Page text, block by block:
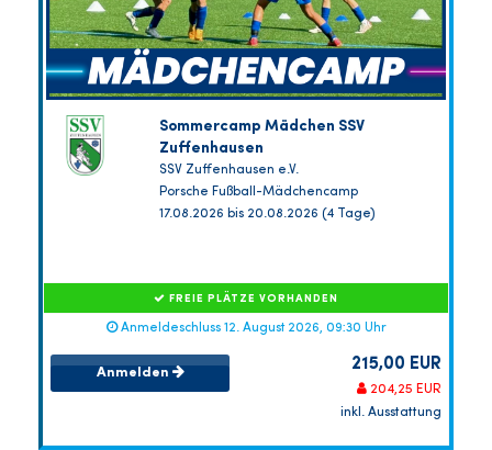
Sommercamp Mädchen SSV
Zuffenhausen
SSV Zuffenhausen e.V.
Porsche Fußball-Mädchencamp
17.08.2026 bis 20.08.2026 (4 Tage)
FREIE PLÄTZE VORHANDEN
Anmeldeschluss 12. August 2026, 09:30 Uhr
Anmelden 215,00 EUR
204,25 EUR
inkl. Ausstattung